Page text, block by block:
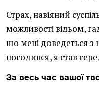
Страх, навіяний
можливості відьом,
що мені доведеться з
погодився, я став
За весь час вашої